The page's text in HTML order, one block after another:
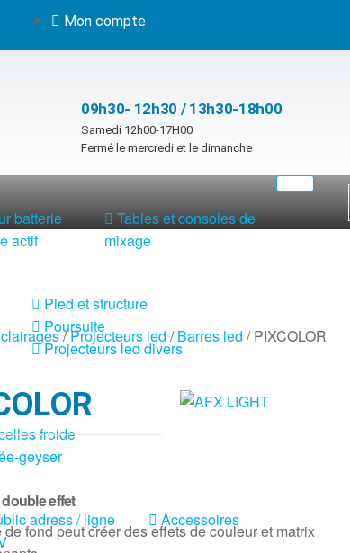
Mon compte
09h30- 12h30 / 13h30-18h00
Samedi 12h00-17H00
Fermé le mercredi et le dimanche
batterie
actif
Tables et consoles de
mixage
Pied et structure
Poursuite
Projecteurs led divers
froide
geyser
adress / ligne
Accessoires
/Projecteurs led /Barres led / PIXCOLOR
effet
de fond peut créer des effets de couleur et matrix